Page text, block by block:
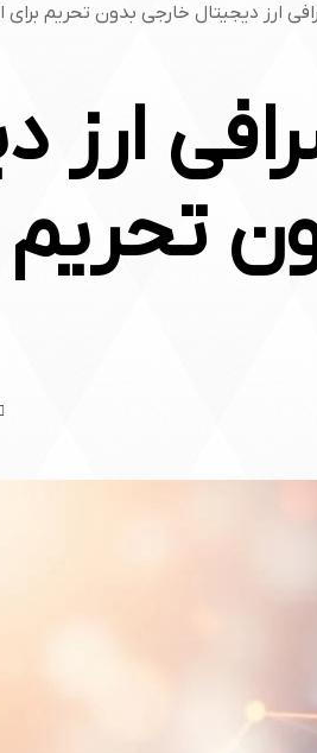
ارز دیجیتال خارجی بدون تحریم برای
ارز
تحریم